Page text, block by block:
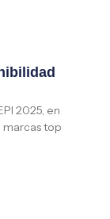
2025, en
marcas top